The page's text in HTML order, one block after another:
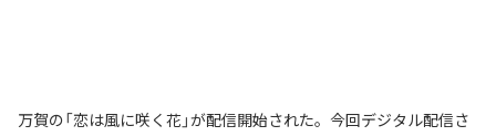
万賀の「恋は風に咲く花」が配信開始された。今回デジタル配信さ